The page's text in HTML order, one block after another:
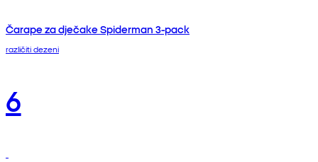
Čarape za dječake Spiderman 3-pack
različiti dezeni
6